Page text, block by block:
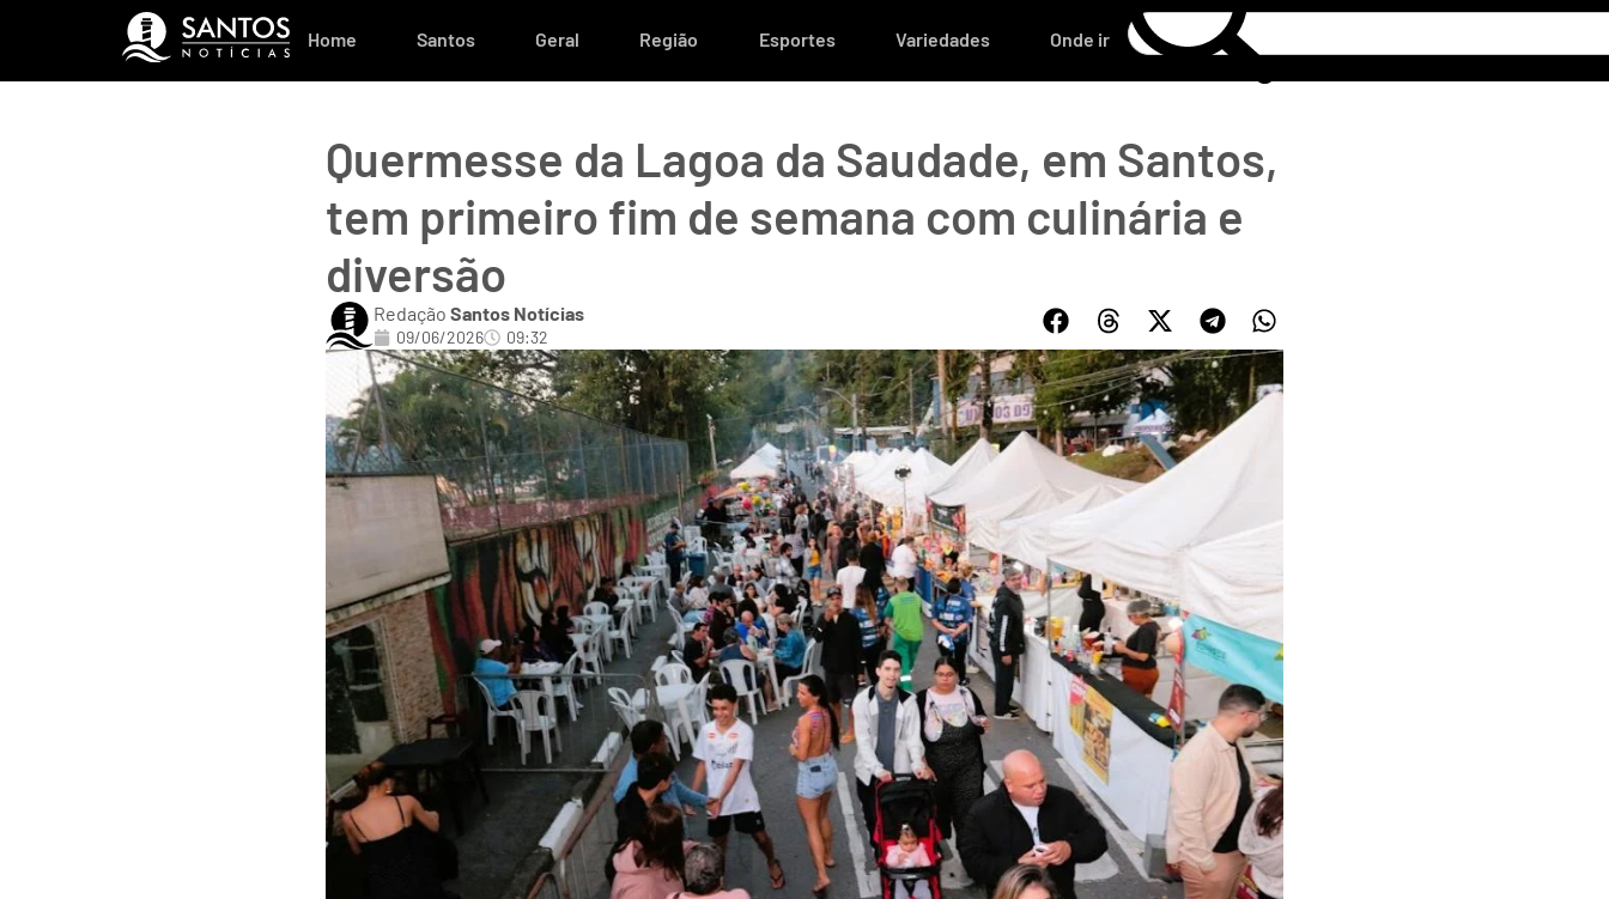
Home Santos Geral Região Esportes Variedades Onde ir
Quermesse da Lagoa da Saudade, em Santos,
tem primeiro fim de semana com culinária e
diversão
Redação Santos Notícias
09/06/2026 09:32